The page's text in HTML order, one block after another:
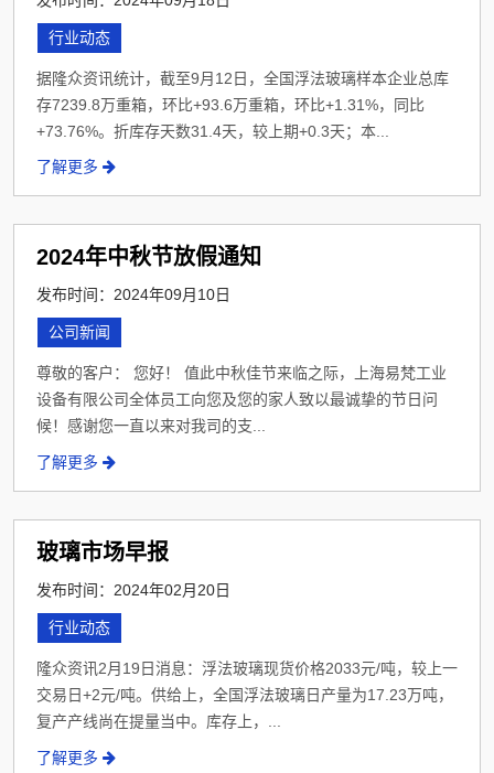
行业动态
据隆众资讯统计，截至9月12日，全国浮法玻璃样本企业总库
存7239.8万重箱，环比+93.6万重箱，环比+1.31%，同比
+73.76%。折库存天数31.4天，较上期+0.3天；本...
了解更多
2024年中秋节放假通知
发布时间：2024年09月10日
公司新闻
尊敬的客户： 您好！ 值此中秋佳节来临之际，上海易梵工业
设备有限公司全体员工向您及您的家人致以最诚挚的节日问
候！感谢您一直以来对我司的支...
了解更多
玻璃市场早报
发布时间：2024年02月20日
行业动态
隆众资讯2月19日消息：浮法玻璃现货价格2033元/吨，较上一
交易日+2元/吨。供给上，全国浮法玻璃日产量为17.23万吨，
复产产线尚在提量当中。库存上，...
了解更多